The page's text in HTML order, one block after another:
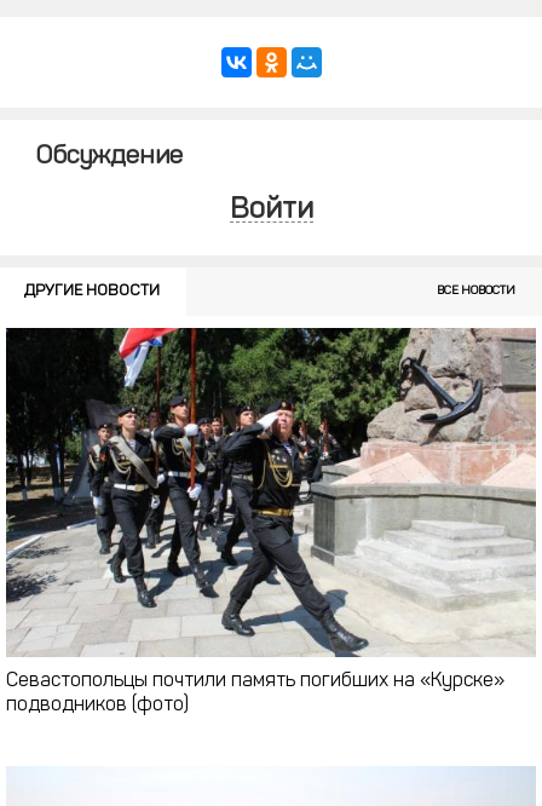
Обсуждение
Войти
Севастопольцы почтили память погибших на «Курске»
подводников (фото)
ДРУГИЕ НОВОСТИ ВСЕ НОВОСТИ